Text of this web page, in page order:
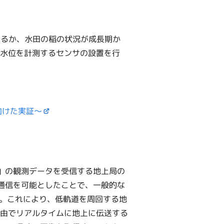
か、水田の稲の状況が成長期か
位を計測するセンサの設置を行
た実証～
観測データを受信する地上局の
を可能としたことで、一般的な
これにより、低軌道を周回する地
でリアルタイムに地上に伝送する